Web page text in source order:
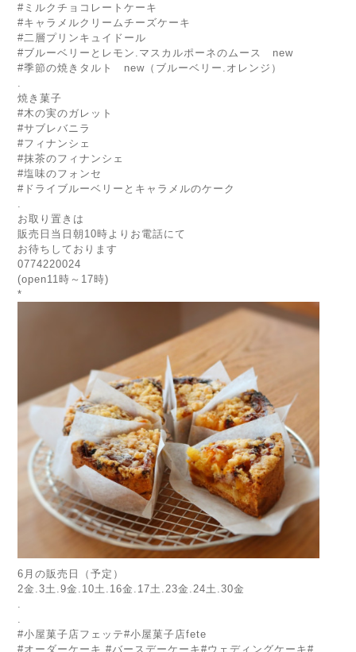
#ミルクチョコレートケーキ
#キャラメルクリームチーズケーキ
#二層プリンキュイドール
#ブルーベリーとレモン.マスカルポーネのムース new
#季節の焼きタルト new（ブルーベリー.オレンジ）
.
焼き菓子
#木の実のガレット
#サブレバニラ
#フィナンシェ
#抹茶のフィナンシェ
#塩味のフォンセ
#ドライブルーベリーとキャラメルのケーク
.
お取り置きは
販売日当日朝10時よりお電話にて
お待ちしております
0774220024
(open11時～17時)
*
6月の販売日（予定）
2金.3土.9金.10土.16金.17土.23金.24土. 30金
#小屋菓子店フェッテ#小屋菓子店fete
#オーダーケーキ #バースデーケーキ#ウェディングケーキ#